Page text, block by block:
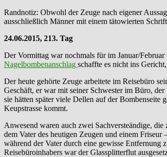
Randnotiz: Obwohl der Zeuge nach eigener
ausschließlich Männer mit einem tätowierten
24.06.2015, 213. Tag
Der Vormittag war nochmals für im Januar/
Nagelbombenanschlag schaffte es nicht ins
Der heute gehörte Zeuge arbeitete im Reisebüro
Geschäft, er war mit seiner Schwester im Büro,
sie hätten später viele Dellen auf der Bombenseite
Keupstrasse kommt.
Anwesend waren auch zwei Sachversteändige,
dem Vater des heutigen Zeugen und einem
während der Vater durch eine gewisse Entfernung
Reisebüroinhabers war der Glassplitterflut